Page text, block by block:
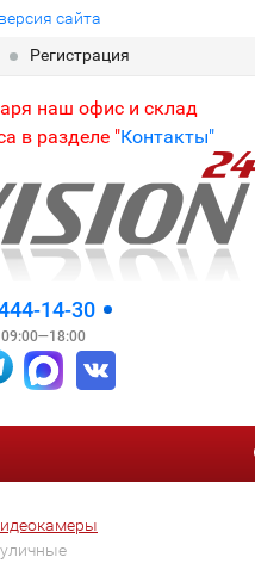
сайта
Регистрация
наш офис и склад
в разделе "Контакты"
14-30